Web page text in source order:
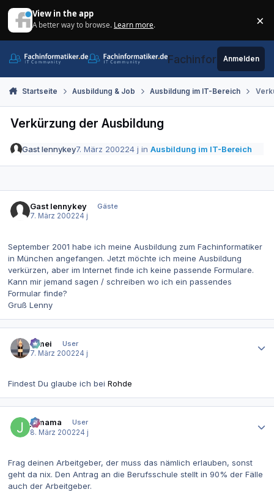
View in the app
A better way to browse. Learn more. ×
Fachinformatiker.de
Anmelden
Startseite Ausbildung & Job Ausbildung im IT-Bereich
Verkürzung der Ausbildung
Gast lennykey7. März 200224 j inAusbildung im IT-Bereich
Gast lennykey
Gäste
7. März 200224 j
September 2001 habe ich meine Ausbildung zum Fachinformatiker
in München angefangen. Jetzt möchte ich meine Ausbildung
verkürzen, aber im Internet finde ich keine passende Formulare.
Kann mir jemand sagen / schreiben wo ich ein passendes
Formular finde?
Gruß Lenny
bimei
User
7. März 200224 j
Findest Du glaube ich bei Rohde
jomama
User
8. März 200224 j
Frag deinen Arbeitgeber, der muss das nämlich erlauben, sonst
geht da nix. Den Antrag an die Berufsschule stellt in 90% der Fälle
auch der Arbeitgeber.